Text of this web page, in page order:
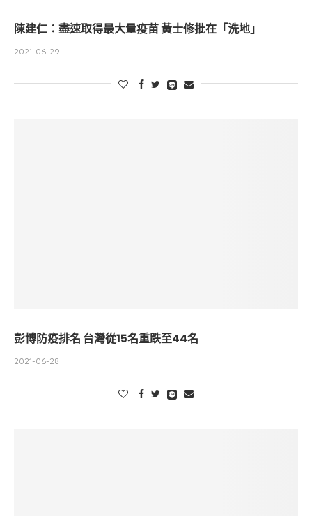
陳建仁：盡速取得最大量疫苗 黃士修批在「洗地」
2021-06-29
彭博防疫排名 台灣從15名重跌至44名
2021-06-28